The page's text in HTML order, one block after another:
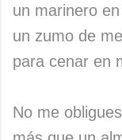
un marinero
un zumo de
para cenar en
No me